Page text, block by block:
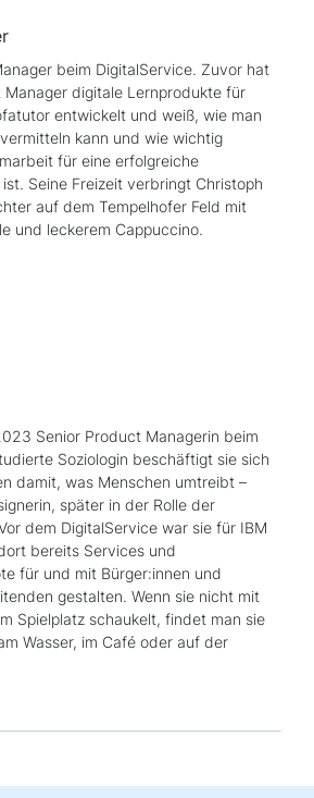
beim DigitalService. Zuvor hat
Manager digitale Lernprodukte für
entwickelt und weiß, wie man
kann und wie wichtig
für eine erfolgreiche
Seine Freizeit verbringt Christoph
auf dem Tempelhofer Feld mit
und leckerem Cappuccino.
Senior Product Managerin beim
Soziologin beschäftigt sie sich
damit, was Menschen umtreibt –
später in der Rolle der
dem DigitalService war sie für IBM
bereits Services und
für und mit Bürger:innen und
gestalten. Wenn sie nicht mit
Spielplatz schaukelt, findet man sie
Wasser, im Café oder auf der